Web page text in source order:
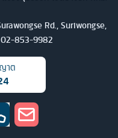
Rd., Suriwongse,
02-853-9982
าต